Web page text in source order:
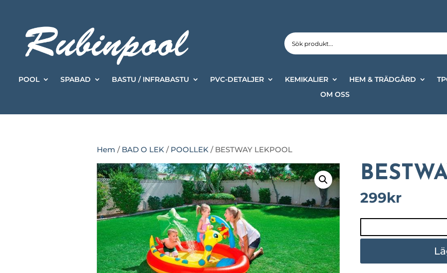
POOL SPABAD BASTU / INFRABASTU PVC-DETALJER KEMIKALIER HEM & TRÄDGÅRD
OM OSS
Hem / BAD O LEK/ POOLLEK/ BESTWAY LEKPOOL
299kr
LEKPOOL